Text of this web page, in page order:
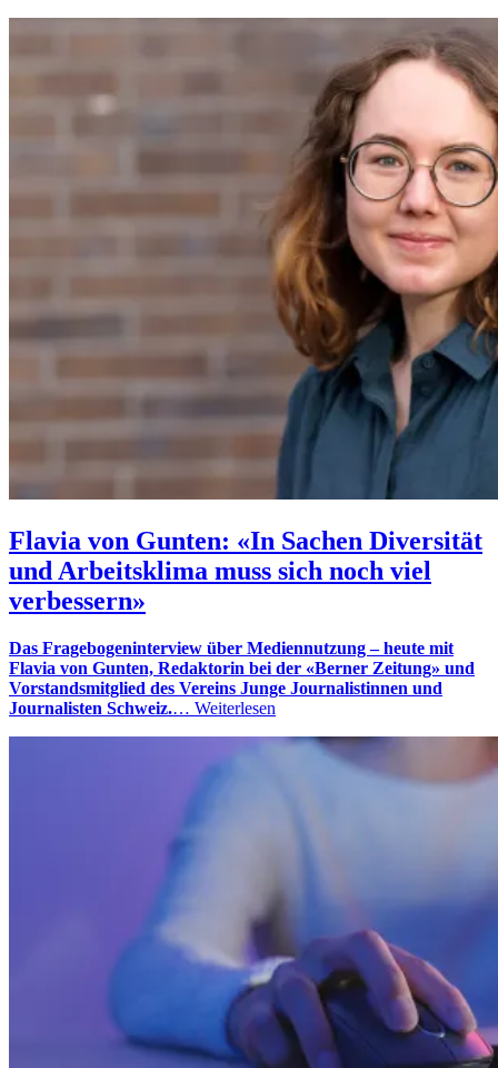
Flavia von Gunten: «In Sachen Diversität
und Arbeitsklima muss sich noch viel
verbessern»
Das Fragebogeninterview über Mediennutzung – heute mit
Flavia von Gunten, Redaktorin bei der «Berner Zeitung» und
Vorstandsmitglied des Vereins Junge Journalistinnen und
Journalisten Schweiz.… Weiterlesen